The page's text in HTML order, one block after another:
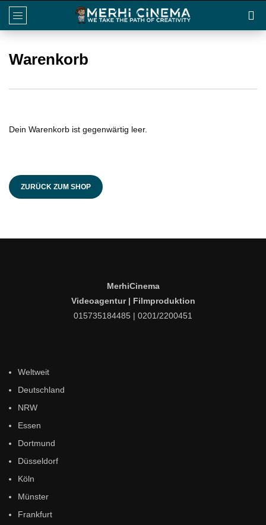
Warenkorb
Dein Warenkorb ist gegenwärtig leer.
ZURÜCK ZUM SHOP
MerhiCinema
Videoagentur | Filmproduktion
015735184485 | 0201/2200451
Weltweit
Deutschland
NRW
Essen
Dortmund
Düsseldorf
Köln
Münster
Frankfurt